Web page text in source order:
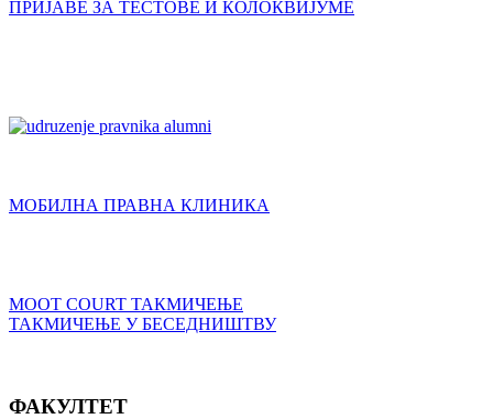
ПРИЈАВЕ ЗА ТЕСТОВЕ И КОЛОКВИЈУМЕ
МОБИЛНА ПРАВНА КЛИНИКА
MOOT COURT ТАКМИЧЕЊЕ
ТАКМИЧЕЊЕ У БЕСЕДНИШТВУ
ФАКУЛТЕТ